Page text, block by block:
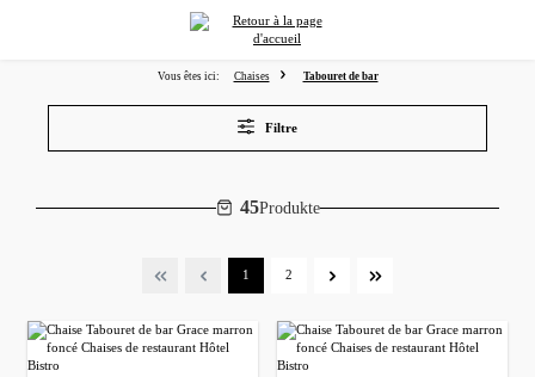
Vous êtes ici: Chaises Tabouret de bar
Filtre
45Produkte
Page
1 Page
2